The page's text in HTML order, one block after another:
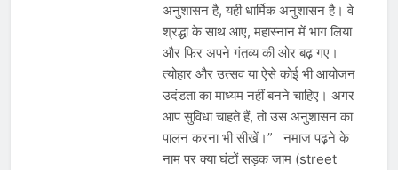
अनुशासन है, यही धार्मिक अनुशासन है। वे
श्रद्धा के साथ आए, महास्नान में भाग लिया
और फिर अपने गंतव्य की ओर बढ़ गए।
त्योहार और उत्सव या ऐसे कोई भी आयोजन
उदंडता का माध्यम नहीं बनने चाहिए। अगर
आप सुविधा चाहते हैं, तो उस अनुशासन का
पालन करना भी सीखें।” नमाज पढ़ने के
नाम पर क्या घंटों सड़क जाम (street